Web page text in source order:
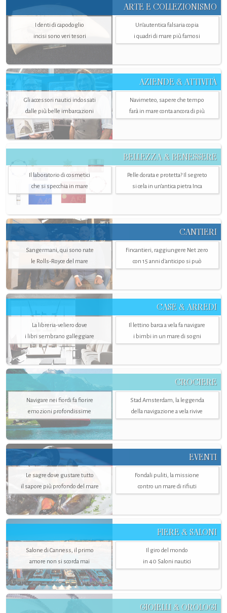
ARTE E COLLEZIONISMO
I denti di capodoglio
incisi sono veri tesori
Un’autentica falsaria copia
i quadri di mare più famosi
AZIENDE & ATTIVITÀ
Gli accessori nautici indossati
dalle più belle imbarcazioni
Navimeteo, sapere che tempo
farà in mare conta ancora di più
BELLEZZA & BENESSERE
Il laboratorio di cosmetici
che si specchia in mare
Pelle dorata e protetta? Il segreto
si cela in un’antica pietra Inca
CANTIERI
Sangermani, qui sono nate
le Rolls-Royce del mare
Fincantieri, raggiungere Net zero
con 15 anni d'anticipo si può
CASE & ARREDI
La libreria-veliero dove
i libri sembrano galleggiare
Il lettino barca a vela fa navigare
i bimbi in un mare di sogni
CROCIERE
Navigare nei fiordi fa fiorire
emozioni profondissime
Stad Amsterdam, la leggenda
della navigazione a vela rivive
EVENTI
Le sagre dove gustare tutto
il sapore più profondo del mare
Fondali puliti, la missione
contro un mare di rifiuti
FIERE & SALONI
Salone di Canness, il primo
amore non si scorda mai
Il giro del mondo
in 40 Saloni nautici
GIOIELLI & OROLOGI